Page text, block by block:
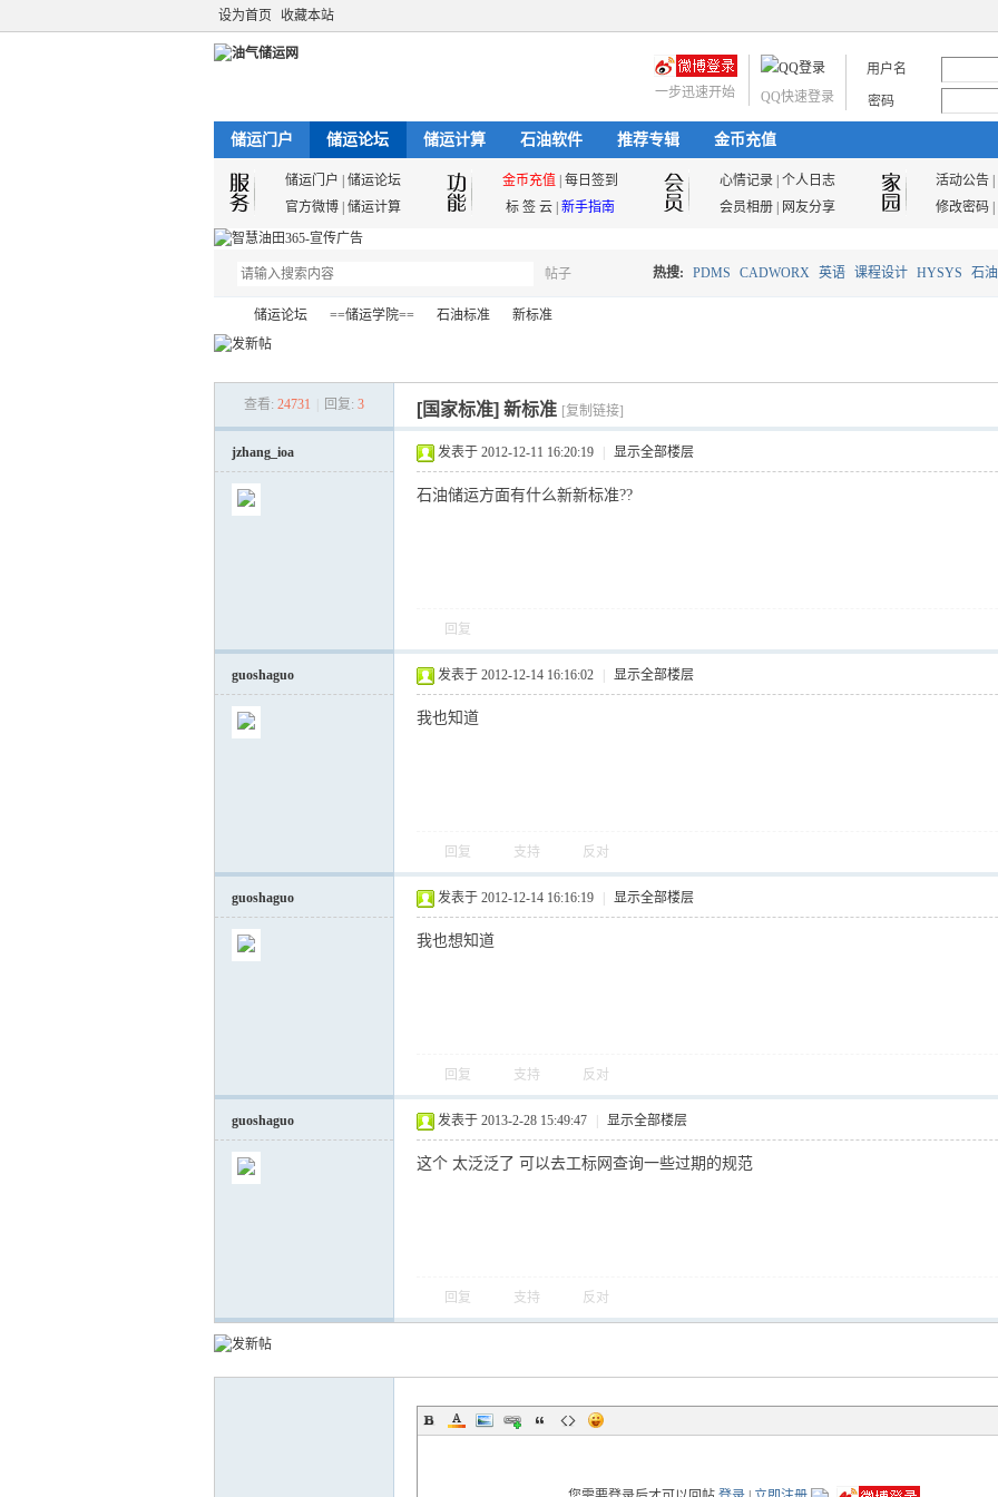
设为首页 收藏本站
用户名
密码
QQ快速登录
一步迅速开始
储运门户 储运论坛 储运计算 石油软件 推荐专辑 金币充值
储运门户 储运论坛 金币充值 每日签到 心情记录 个人日志 活动公告|
官方微博 储运计算 标 签 云 新手指南 会员相册 网友分享 修改密码|
帖子
索
热搜: PDMS CADWORX 英语 课程设计 HYSYS 石
储运论坛
›
==储运学院== 石油标准
›
新标准
查看: 24731 回复: 3 [国家标准] 新标准 [复制链接]
jzhang_ioa 发表于 2012-12-11 16:20:19 显示全部楼层
石油储运方面有什么新新标准??
回复
guoshaguo 发表于 2012-12-14 16:16:02 显示全部楼层
我也知道
回复 支持 反对
guoshaguo 发表于 2012-12-14 16:16:19 显示全部楼层
我也想知道
回复 支持 反对
guoshaguo 发表于 2013-2-28 15:49:47 显示全部楼层
这个 太泛泛了 可以去工标网查询一些过期的规范
回复 支持 反对